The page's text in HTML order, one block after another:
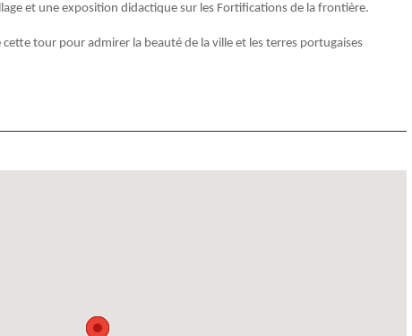
et une exposition didactique sur les Fortifications de la frontière.
cette tour pour admirer la beauté de la ville et les terres portugaises